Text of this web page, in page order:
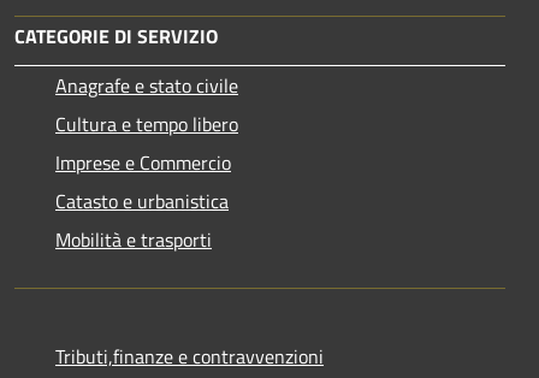
CATEGORIE DI SERVIZIO
Anagrafe e stato civile
Cultura e tempo libero
Imprese e Commercio
Catasto e urbanistica
Mobilità e trasporti
Tributi,finanze e contravvenzioni